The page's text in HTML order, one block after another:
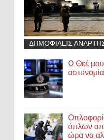
ΔΗΜΟΦΙΛΕΙΣ
Ω Θεέ
όπλων
ώρα να